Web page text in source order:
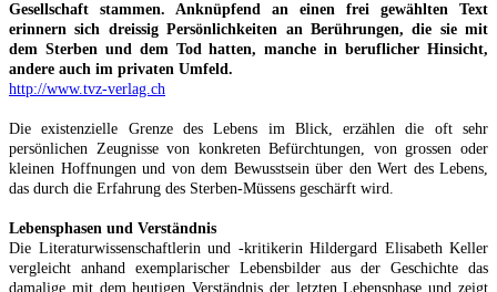
Gesellschaft stammen. Anknüpfend an einen frei gewählten Text
erinnern sich dreissig Persönlichkeiten an Berührungen, die sie mit
dem Sterben und dem Tod hatten, manche in beruflicher Hinsicht,
andere auch im privaten Umfeld.
http://www.tvz-verlag.ch
Die existenzielle Grenze des Lebens im Blick, erzählen die oft sehr
persönlichen Zeugnisse von konkreten Befürchtungen, von grossen oder
kleinen Hoffnungen und von dem Bewusstsein über den Wert des Lebens,
das durch die Erfahrung des Sterben-Müssens geschärft wird.
Lebensphasen und Verständnis
Die Literaturwissenschaftlerin und -kritikerin Hildergard Elisabeth Keller
vergleicht anhand exemplarischer Lebensbilder aus der Geschichte das
damalige mit dem heutigen Verständnis der letzten Lebensphase und zeigt